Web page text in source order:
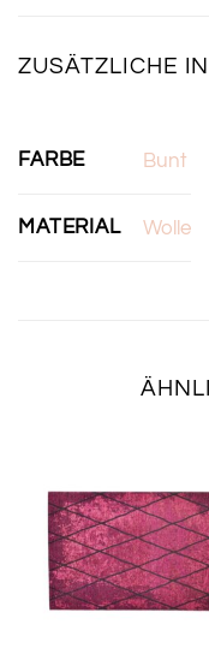
ZUSÄTZLICHE
FARBE Bunt
MATERIAL Wolle